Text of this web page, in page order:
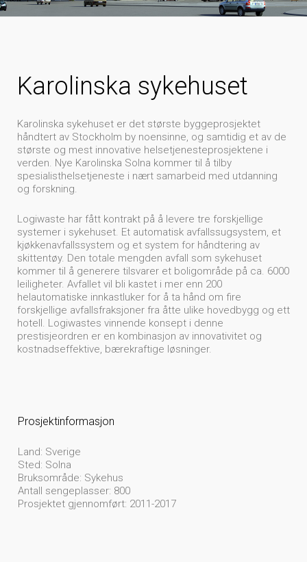
Karolinska sykehuset
Karolinska sykehuset er det største byggeprosjektet
håndtert av Stockholm by noensinne, og samtidig et av de
største og mest innovative helsetjenesteprosjektene i
verden. Nye Karolinska Solna kommer til å tilby
spesialisthelsetjeneste i nært samarbeid med utdanning
og forskning.
Logiwaste har fått kontrakt på å levere tre forskjellige
systemer i sykehuset. Et automatisk avfallssugsystem, et
kjøkkenavfallssystem og et system for håndtering av
skittentøy. Den totale mengden avfall som sykehuset
kommer til å generere tilsvarer et boligområde på ca. 6000
leiligheter. Avfallet vil bli kastet i mer enn 200
helautomatiske innkastluker for å ta hånd om fire
forskjellige avfallsfraksjoner fra åtte ulike hovedbygg og ett
hotell. Logiwastes vinnende konsept i denne
prestisjeordren er en kombinasjon av innovativitet og
kostnadseffektive, bærekraftige løsninger.
Prosjektinformasjon
Land: Sverige
Sted: Solna
Bruksområde: Sykehus
Antall sengeplasser: 800
Prosjektet gjennomført: 2011-2017